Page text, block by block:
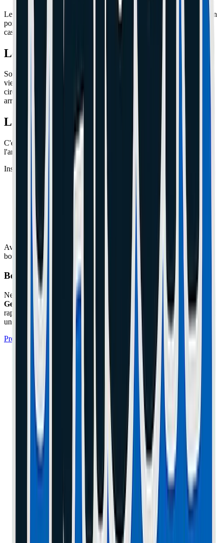
Le garde-boue arrière ne tient que par 3 petites vis à l'avant. C'est un
porte-à-faux trop long. Avec les pneus pleins (plus de vibrations), il
casse en moins de 200km.
Le Symptôme : Câble coupé
Souvent, avant que le garde-boue ne casse complètement, le pneu
vient frotter le câble du feu arrière à l'intérieur. Résultat : court-
circuit, et parfois ça grille le fusible F2 du contrôleur (plus de feu
arrière, plus de frein régénératif).
La Solution : Le Renfort (Bracket)
C'est une petite pièce en métal ou en plastique (PLA/ABS) qui relie
l'arrière du garde-boue à l'axe de la roue.
Installation Rapide :
Dévissez les caches latéraux réflecteurs.
Dévissez légèrement les écrous de roue (pas besoin d'enlever
la roue).
Glissez les pattes du renfort sous les écrous ou vis de cache.
Vissez l'autre extrémité sur le garde-boue (souvent en
remplaçant la vis du feu arrière par une plus longue).
Avec ça, vous pouvez même (presque) monter debout sur le garde-
boue !
Besoin d'un expert à Cannes ou Le Cannet ?
Ne prenez pas de risques avec votre matériel. L'atelier Maison du
Geek
situé à Cannes (06) prend en charge cette réparation
rapidement avec un diagnostic professionnel, des pièces certifiées et
une garantie de 1 an.
Prendre Rendez-vous à l'Atelier